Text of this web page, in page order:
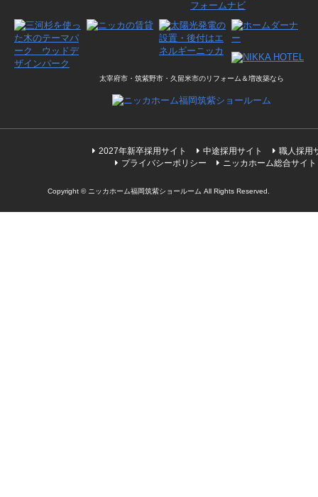
太宰府市・筑紫野市・久留米市のリフォーム＆増改築なら
2027年新卒採用サイト 中途採用サイト
職人採用
プライバシーポリシー
ニッカホーム総合サイト
Copyright © ニッカホーム福岡筑紫ショールーム All Rights Reserved.